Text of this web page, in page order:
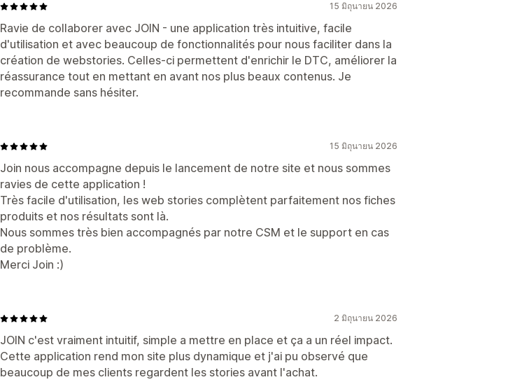
15 มิถุนายน 2026
Ravie de collaborer avec JOIN - une application très intuitive, facile
d'utilisation et avec beaucoup de fonctionnalités pour nous faciliter dans la
création de webstories. Celles-ci permettent d'enrichir le DTC, améliorer la
réassurance tout en mettant en avant nos plus beaux contenus. Je
recommande sans hésiter.
15 มิถุนายน 2026
Join nous accompagne depuis le lancement de notre site et nous sommes
ravies de cette application !
Très facile d'utilisation, les web stories complètent parfaitement nos fiches
produits et nos résultats sont là.
Nous sommes très bien accompagnés par notre CSM et le support en cas
de problème.
Merci Join :)
2 มิถุนายน 2026
JOIN c'est vraiment intuitif, simple a mettre en place et ça a un réel impact.
Cette application rend mon site plus dynamique et j'ai pu observé que
beaucoup de mes clients regardent les stories avant l'achat.